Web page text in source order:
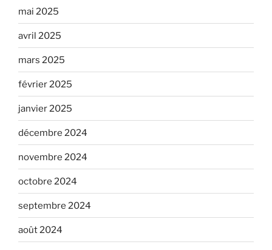
mai 2025
avril 2025
mars 2025
février 2025
janvier 2025
décembre 2024
novembre 2024
octobre 2024
septembre 2024
août 2024